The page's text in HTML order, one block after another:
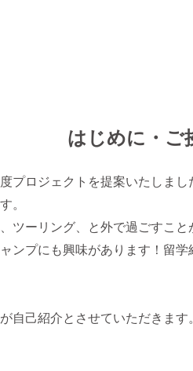
はじめに・ご
プロジェクトを提案いたしま
。
ツーリング、と外で過ごすこ
ンプにも興味があります！留
自己紹介とさせていただきます。